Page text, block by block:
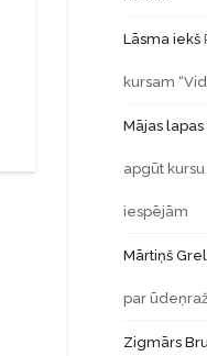
Lāsma iekš
kursam
Mājas
apgūt
iespējām
Mārtiņš
par
Zigmārs